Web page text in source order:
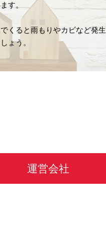
す。
くると雨もりやカビなど発生
ょう。
運営会社